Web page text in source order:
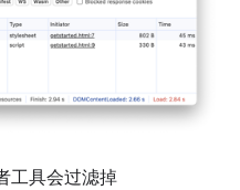
工具会过滤掉